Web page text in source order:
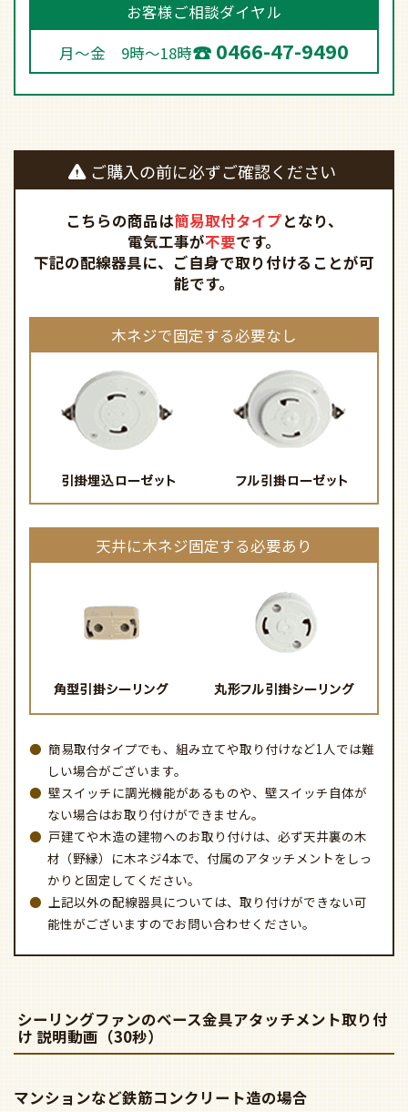
お客様ご相談ダイヤル
月～金 9時～18時
0466-47-9490
ご購入の前に必ずご確認ください
こちらの商品は簡易取付タイプとなり、
電気工事が不要です。
下記の配線器具に、ご自身で取り付けることが可
能です。
木ネジで固定する必要なし
天井に木ネジ固定する必要あり
簡易取付タイプでも、組み立てや取り付けなど1人では難
しい場合がございます。
壁スイッチに調光機能があるものや、壁スイッチ自体が
ない場合はお取り付けができません。
戸建てや木造の建物へのお取り付けは、必ず天井裏の木
材（野縁）に木ネジ4本で、付属のアタッチメントをしっ
かりと固定してください。
上記以外の配線器具については、取り付けができない可
能性がございますのでお問い合わせください。
シーリングファンのベース金具アタッチメント取り付
け 説明動画（30秒）
マンションなど鉄筋コンクリート造の場合